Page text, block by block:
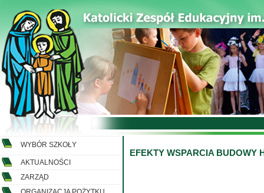
WYBÓR SZKOŁY
AKTUALNOŚCI
ZARZĄD
EFEKTY WSPARCIA BUDOWY